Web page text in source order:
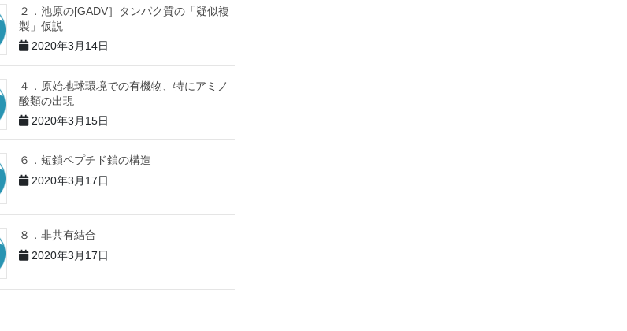
２．池原の[GADV］タンパク質の「疑似複
製」仮説
2020年3月14日
４．原始地球環境での有機物、特にアミノ
酸類の出現
2020年3月15日
６．短鎖ペプチド鎖の構造
2020年3月17日
８．非共有結合
2020年3月17日